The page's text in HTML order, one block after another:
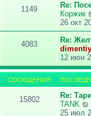
1149
Re:
Коржик
26 окт
4083
Re:
dimentiy
12 июн
СООБЩЕНИЯ
15802
Re:
TANK
25 июл